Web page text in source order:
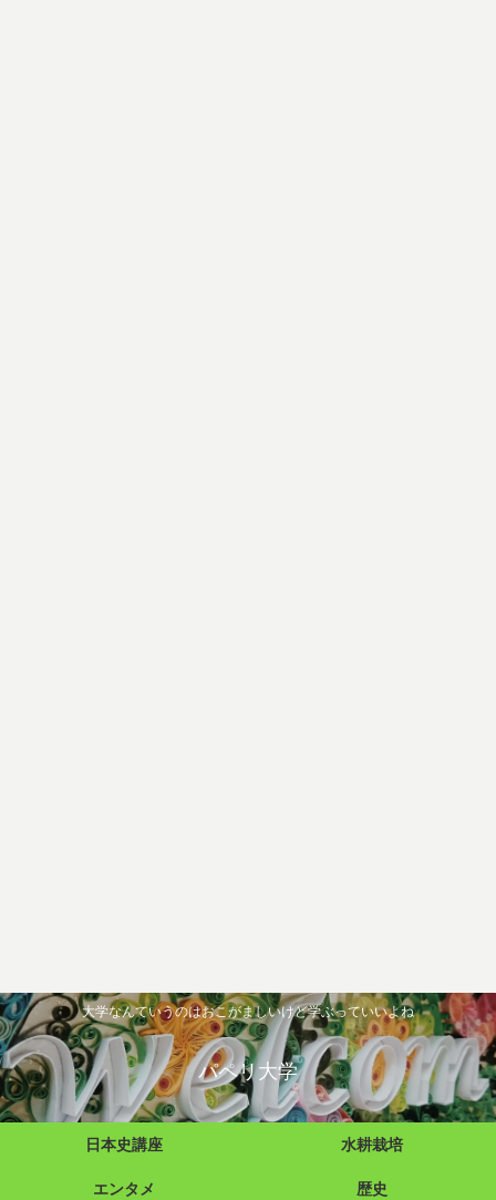
大学なんていうのはおこがましいけど学ぶっていいよね
パペリ大学
日本史講座 水耕栽培
エンタメ 歴史